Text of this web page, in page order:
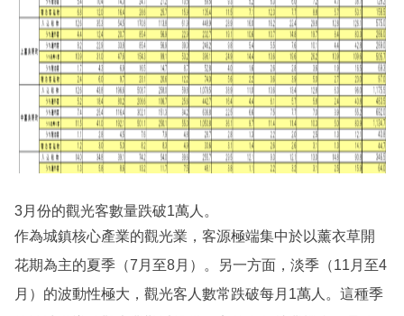
3月份的觀光客數量跌破1萬人。
作為城鎮核心產業的觀光業，客源極端集中於以薰衣草開
花期為主的夏季（7月至8月）。另一方面，淡季（11月至4
月）的波動性極大，觀光客人數常跌破每月1萬人。這種季